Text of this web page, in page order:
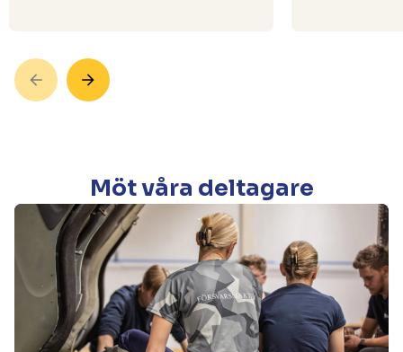
Möt våra deltagare